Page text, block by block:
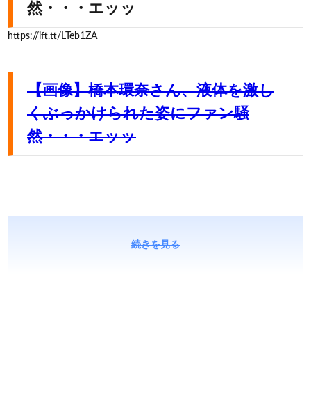
然・・・エッッ
https://ift.tt/LTeb1ZA
【画像】橋本環奈さん、液体を激し
くぶっかけられた姿にファン騒
然・・・エッッ
続きを見る